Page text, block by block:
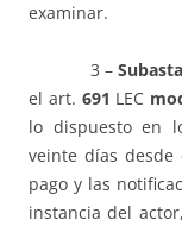
examinar.
3 –Subasta
el art. 691 LEC
lo dispuesto en
veinte días
pago y las
instancia del